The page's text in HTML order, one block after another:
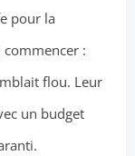
pour la
:
flou. Leur
un budget